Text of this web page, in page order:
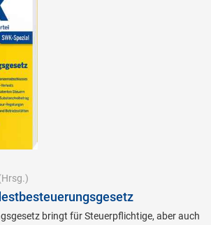
bringt für Steuerpflichtige, aber auch